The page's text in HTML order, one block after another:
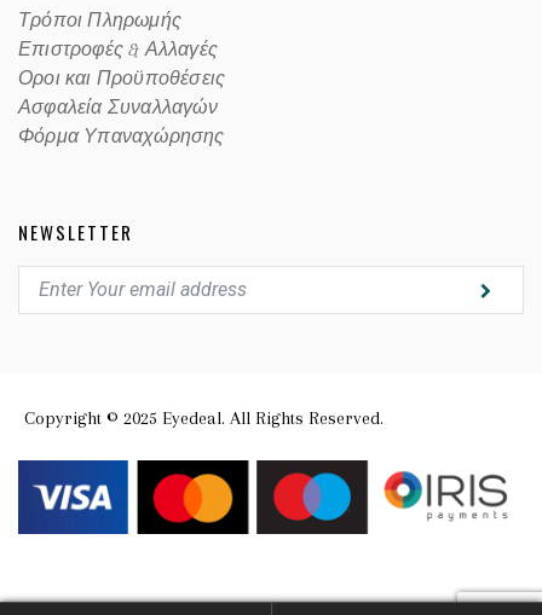
Τρόποι Πληρωμής
Επιστροφές & Αλλαγές
Οροι και Προϋποθέσεις
Ασφαλεία Συναλλαγών
Φόρμα Υπαναχώρησης
NEWSLETTER
Copyright © 2025 Eyedeal. All Rights Reserved.